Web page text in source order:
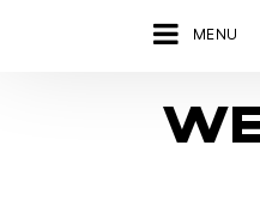
MENU